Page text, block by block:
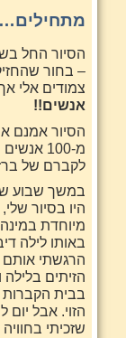
מתחילים….
– בחור
צמודים אלי
אנשים!!
מ-100
לקברם של
במשך שבוע
היו בסיור
מיוחדת
הרגשתי אותם
הזיתים
הזוי. אבל
שזכיתי